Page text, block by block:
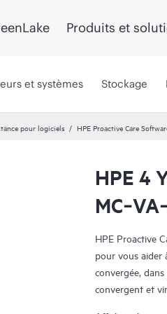
Produits et
et systèmes Stockage
pour logiciels HPE Proactive Care
HPE 4
HPE Proactive
pour vous aider
convergée,
convergent et